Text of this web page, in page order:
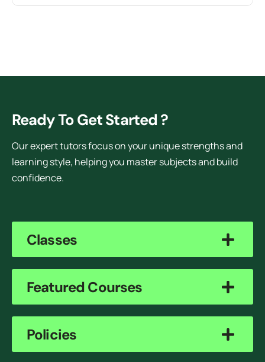
Ready To Get Started ?
Our expert tutors focus on your unique strengths and
learning style, helping you master subjects and build
confidence.
Classes
Featured Courses
Policies